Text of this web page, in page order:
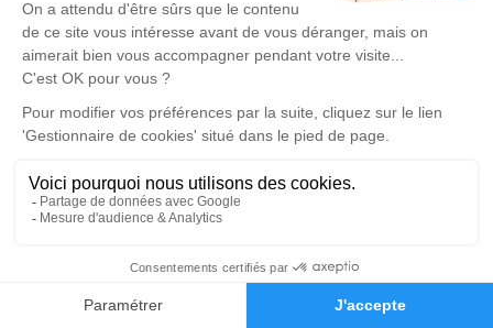
Faire-part Hommages
FORTIN.
Un service de plantation d’arbre hommage est
disponible ici.
Je rends hommage
Cérémonie religieuse
Église de Fismes
7 Place de l'Église